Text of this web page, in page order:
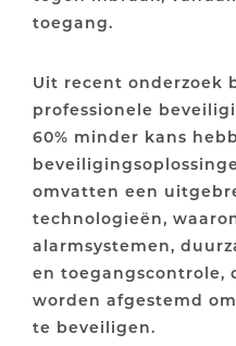
toegang.
Uit recent onderzoek
professionele
60% minder kans
omvatten een
technologieën,
alarmsystemen,
en toegangscontrole,
worden afgestemd
te beveiligen.